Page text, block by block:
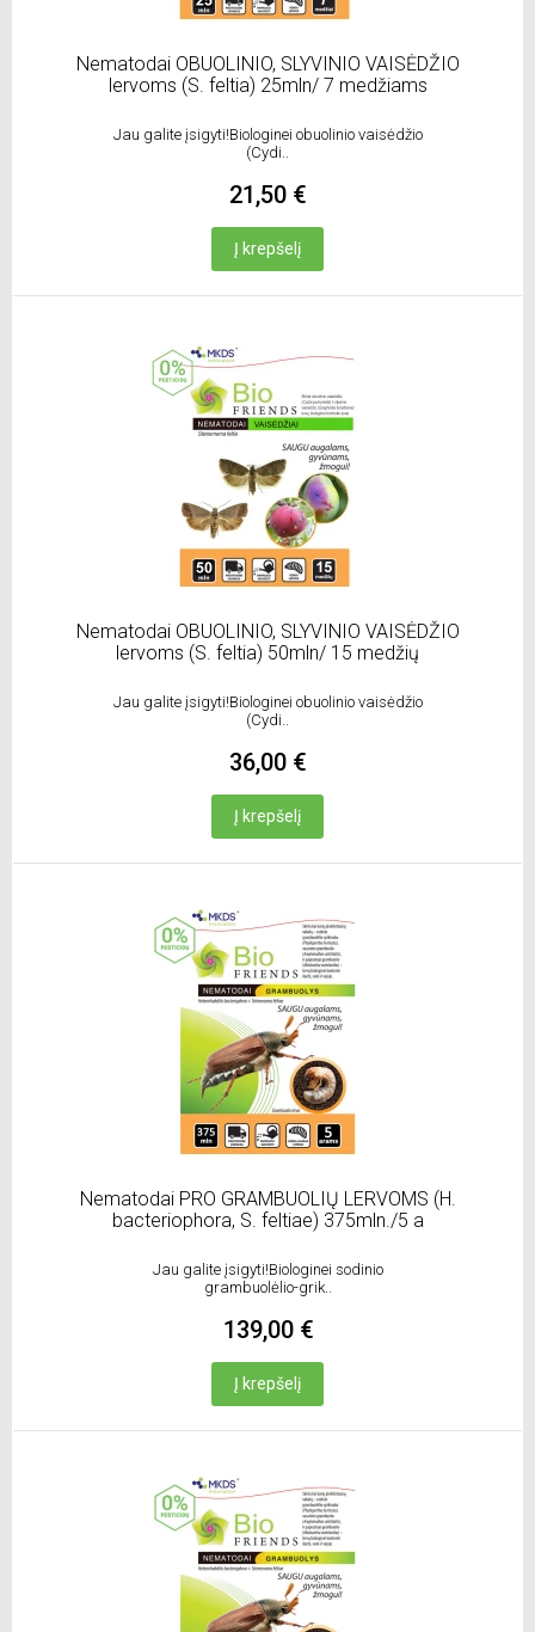
Nematodai OBUOLINIO, SLYVINIO VAISĖDŽIO
lervoms (S. feltia) 25mln/ 7 medžiams
Jau galite įsigyti!Biologinei obuolinio vaisėdžio
(Cydi..
21,50 €
Į krepšelį
Nematodai OBUOLINIO, SLYVINIO VAISĖDŽIO
lervoms (S. feltia) 50mln/ 15 medžių
Jau galite įsigyti!Biologinei obuolinio vaisėdžio
(Cydi..
36,00 €
Į krepšelį
Nematodai PRO GRAMBUOLIŲ LERVOMS (H.
bacteriophora, S. feltiae) 375mln./5 a
Jau galite įsigyti!Biologinei sodinio
grambuolėlio-grik..
139,00 €
Į krepšelį